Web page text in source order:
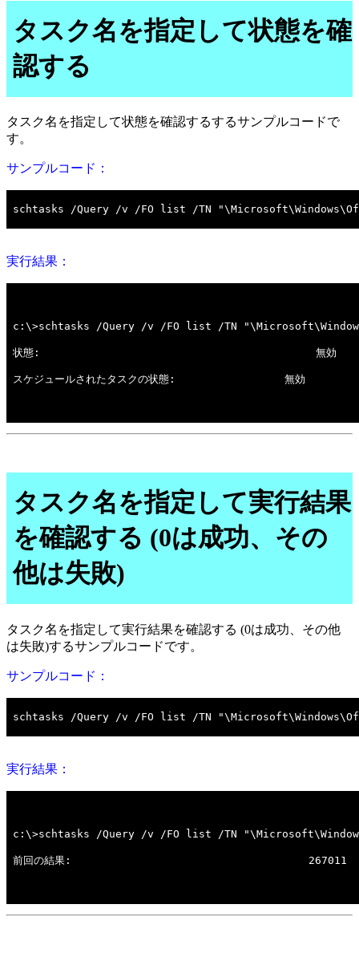
タスク名を指定して状態を確
認する
タスク名を指定して状態を確認するするサンプルコードで
す。
サンプルコード：
実行結果：
タスク名を指定して実行結果
を確認する (0は成功、その
他は失敗)
タスク名を指定して実行結果を確認する (0は成功、その他
は失敗)するサンプルコードです。
サンプルコード：
実行結果：